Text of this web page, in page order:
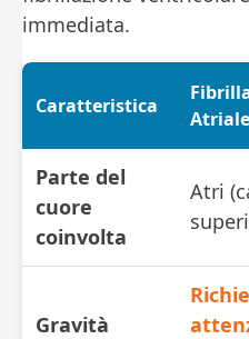
immediata.
Caratteristica
Atriale
Parte del
cuore
coinvolta
Atri
Gravità